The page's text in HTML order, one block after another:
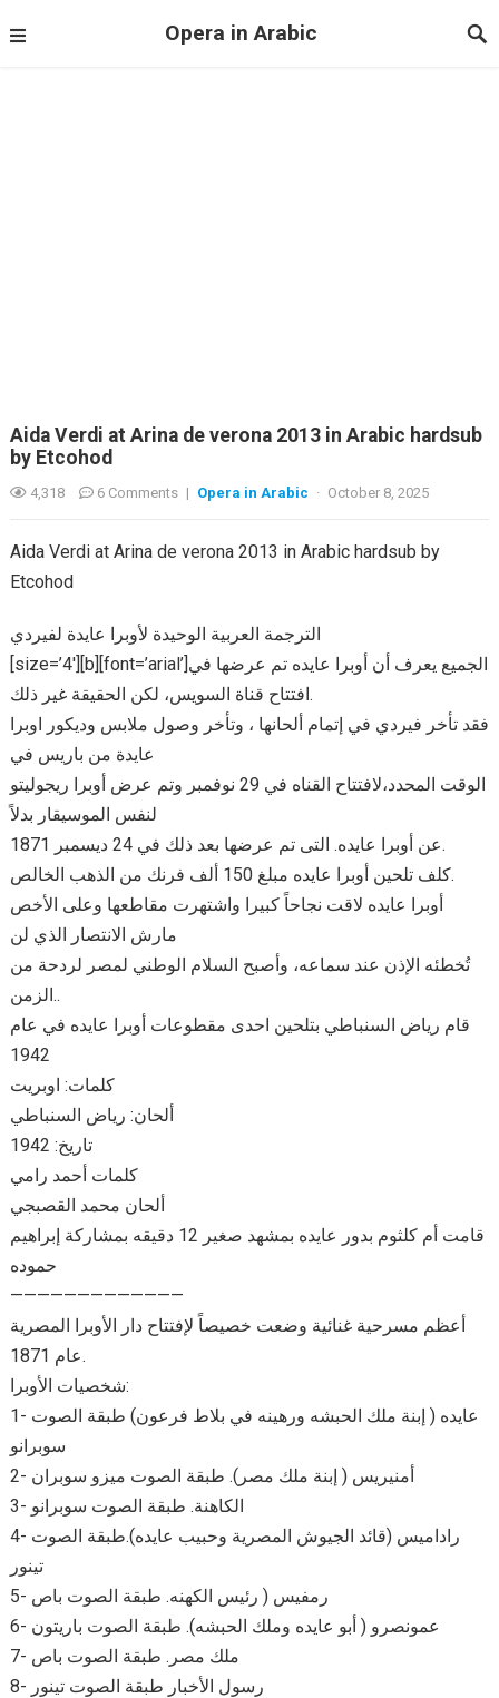
Opera in Arabic
Aida Verdi at Arina de verona 2013 in Arabic hardsub
by Etcohod
4,318 6 Comments | Opera in Arabic · October 8, 2025
Aida Verdi at Arina de verona 2013 in Arabic hardsub by
Etcohod
الترجمة العربية الوحيدة لأوبرا عايدة لفيردي
[size=’4′][b][font=’arial’]الجميع يعرف أن أوبرا عايده تم عرضها في
افتتاح قناة السويس، لكن الحقيقة غير ذلك.
فقد تأخر فيردي في إتمام ألحانها ، وتأخر وصول ملابس وديكور اوبرا
عايدة من باريس في
الوقت المحدد،لافتتاح القناه في 29 نوفمبر وتم عرض أوبرا ريجوليتو
لنفس الموسيقار بدلاً
عن أوبرا عايده. التى تم عرضها بعد ذلك في 24 ديسمبر 1871.
كلف تلحين أوبرا عايده مبلغ 150 ألف فرنك من الذهب الخالص.
أوبرا عايده لاقت نجاحاً كبيرا واشتهرت مقاطعها وعلى الأخص
مارش الانتصار الذي لن
تُخطئه الإذن عند سماعه، وأصبح السلام الوطني لمصر لردحة من
الزمن..
قام رياض السنباطي بتلحين احدى مقطوعات أوبرا عايده في عام
1942
كلمات: اوبريت
ألحان: رياض السنباطي
تاريخ: 1942
كلمات أحمد رامي
ألحان محمد القصبجي
قامت أم كلثوم بدور عايده بمشهد صغير 12 دقيقه بمشاركة إبراهيم
حموده
—————————————
أعظم مسرحية غنائية وضعت خصيصاً لإفتتاح دار الأوبرا المصرية
عام 1871.
شخصيات الأوبرا:
1- عايده ( إبنة ملك الحبشه ورهينه في بلاط فرعون) طبقة الصوت
سوبرانو
2- أمنيريس ( إبنة ملك مصر). طبقة الصوت ميزو سوبران
3- الكاهنة. طبقة الصوت سوبرانو
4- راداميس (قائد الجيوش المصرية وحبيب عايده).طبقة الصوت
تينور
5- رمفيس ( رئيس الكهنه. طبقة الصوت باص
6- عمونصرو ( أبو عايده وملك الحبشه). طبقة الصوت باريتون
7- ملك مصر. طبقة الصوت باص
8- رسول الأخبار طبقة الصوت تينور